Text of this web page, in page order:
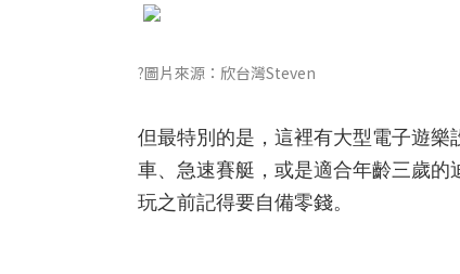
?圖片來源：欣台灣Steven
但最特別的是，這裡有大型電子遊
車、急速賽艇，或是適合年齡三歲
玩之前記得要自備零錢。